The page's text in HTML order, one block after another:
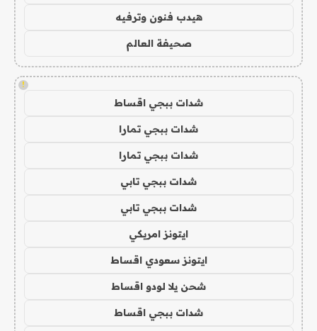
هيدب فنون وترفيه
صحيفة العالم
!
شدات ببجي اقساط
شدات ببجي تمارا
شدات ببجي تمارا
شدات ببجي تابي
شدات ببجي تابي
ايتونز امريكي
ايتونز سعودي اقساط
شحن يلا لودو اقساط
شدات ببجي اقساط